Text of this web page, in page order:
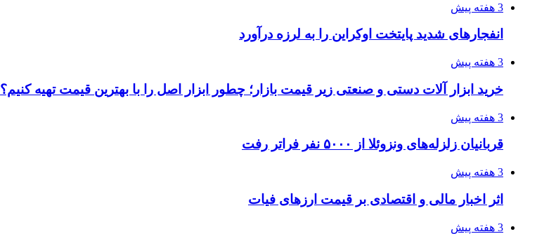
3 هفته پیش
انفجارهای شدید پایتخت اوکراین را به لرزه درآورد
3 هفته پیش
خرید ابزار آلات دستی و صنعتی زیر قیمت بازار؛ چطور ابزار اصل را با بهترین قیمت تهیه کنیم؟
3 هفته پیش
قربانیان زلزله‌های ونزوئلا از ۵۰۰۰ نفر فراتر رفت
3 هفته پیش
اثر اخبار مالی و اقتصادی بر قیمت ارزهای فیات
3 هفته پیش